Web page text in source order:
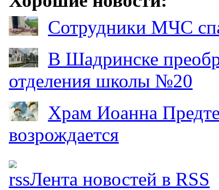
Сотрудники МЧС
В Шадринске
отделения школы №20
Храм Иоанна
возрождается
Лента новостей в RSS